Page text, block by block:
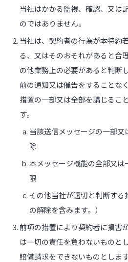
当社はかかる監視、確認、又は
のではありません。
当社は、契約者の行為が本特約
る、又はそのおそれがあると合
の他業務上の必要があると判断
前の通知又は催告をすることな
措置の一部又は全部を講じるこ
す。
当該送信メッセージの一部
除
本メッセージ機能の全部又は
限
その他当社が適切と判断す
の解除を含みます。）
前項の措置により契約者に損害
は一切の責任を負わないものと
賠償請求をできないものとします